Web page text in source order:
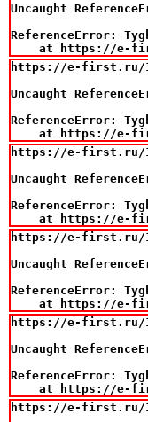
Uncaught
ReferenceError:
at https://e-
https://e-first.ru/
Uncaught
ReferenceError:
at https://e-
https://e-first.ru/
Uncaught
ReferenceError:
at https://e-
https://e-first.ru/
Uncaught
ReferenceError:
at https://e-
https://e-first.ru/
Uncaught
ReferenceError:
at https://e-
https://e-first.ru/